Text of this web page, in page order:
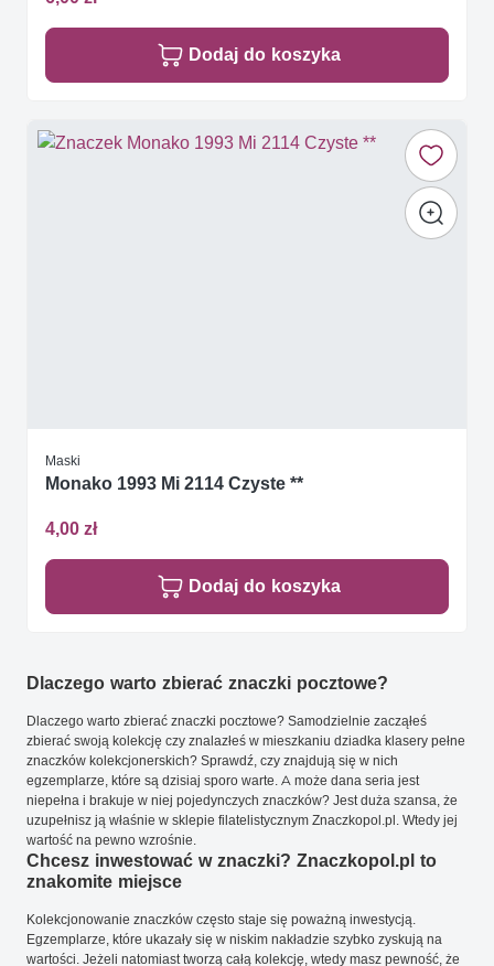
Dodaj do koszyka
Maski
Monako 1993 Mi 2114 Czyste **
4,00 zł
Dodaj do koszyka
Dlaczego warto zbierać znaczki pocztowe?
Dlaczego warto zbierać znaczki pocztowe? Samodzielnie zacząłeś
zbierać swoją kolekcję czy znalazłeś w mieszkaniu dziadka klasery pełne
znaczków kolekcjonerskich? Sprawdź, czy znajdują się w nich
egzemplarze, które są dzisiaj sporo warte. A może dana seria jest
niepełna i brakuje w niej pojedynczych znaczków? Jest duża szansa, że
uzupełnisz ją właśnie w sklepie filatelistycznym Znaczkopol.pl. Wtedy jej
wartość na pewno wzrośnie.
Chcesz inwestować w znaczki? Znaczkopol.pl to
znakomite miejsce
Kolekcjonowanie znaczków często staje się poważną inwestycją.
Egzemplarze, które ukazały się w niskim nakładzie szybko zyskują na
wartości. Jeżeli natomiast tworzą całą kolekcję, wtedy masz pewność, że